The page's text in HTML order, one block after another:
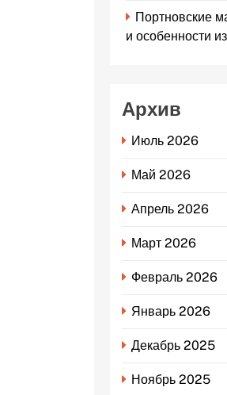
Портновские
и особенности
Архив
Июль 2026
Май 2026
Апрель 2026
Март 2026
Февраль 2026
Январь 2026
Декабрь 2025
Ноябрь 2025